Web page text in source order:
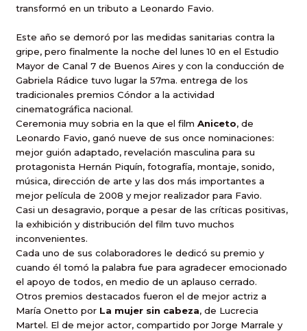
transformó en un tributo a Leonardo Favio.
Este año se demoró por las medidas sanitarias contra la
gripe, pero finalmente la noche del lunes 10 en el Estudio
Mayor de Canal 7 de Buenos Aires y con la conducción de
Gabriela Rádice tuvo lugar la 57ma. entrega de los
tradicionales premios Cóndor a la actividad
cinematográfica nacional.
Ceremonia muy sobria en la que el film Aniceto, de
Leonardo Favio, ganó nueve de sus once nominaciones:
mejor guión adaptado, revelación masculina para su
protagonista Hernán Piquín, fotografía, montaje, sonido,
música, dirección de arte y las dos más importantes a
mejor película de 2008 y mejor realizador para Favio.
Casi un desagravio, porque a pesar de las críticas positivas,
la exhibición y distribución del film tuvo muchos
inconvenientes.
Cada uno de sus colaboradores le dedicó su premio y
cuando él tomó la palabra fue para agradecer emocionado
el apoyo de todos, en medio de un aplauso cerrado.
Otros premios destacados fueron el de mejor actriz a
María Onetto por La mujer sin cabeza, de Lucrecia
Martel. El de mejor actor, compartido por Jorge Marrale y